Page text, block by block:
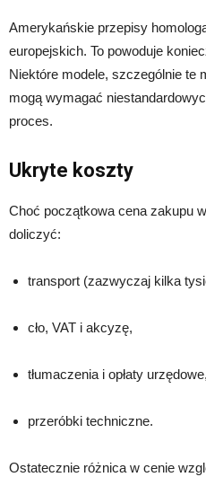
Amerykańskie przepisy
europejskich. To powoduje
Niektóre modele, szczególnie te
mogą wymagać
proces.
Ukryte koszty
Choć początkowa cena zakupu
doliczyć:
transport (zazwyczaj kilka
cło, VAT i akcyzę,
tłumaczenia i opłaty urzędowe,
przeróbki techniczne.
Ostatecznie różnica w cenie